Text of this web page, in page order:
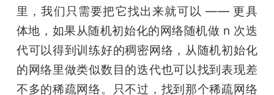
里，我们只需要把它找出来就可以 —— 更具
体地，如果从随机初始化的网络随机做 n 次迭
代可以得到训练好的稠密网络，从随机初始化
的网络里做类似数目的迭代也可以找到表现差
不多的稀疏网络。只不过，找到那个稀疏网络